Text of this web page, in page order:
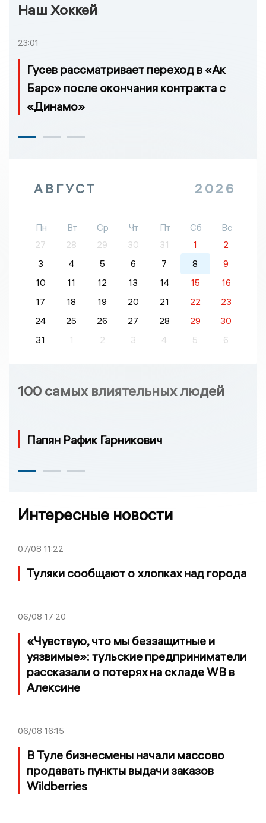
Наш Хоккей
23:01
Гусев рассматривает переход в «Ак
Барс» после окончания контракта с
«Динамо»
АВГУСТ 2026
Пн Вт Ср Чт Пт Сб
Вс
27
28 29 30 31 1
2
3
4 5 6 7 8
9
10
11 12 13 14 15
16
17
18 19 20 21 22
23
24
25 26 27 28 29
30
31
1 2 3 4 5 6
100 самых влиятельных людей
Папян Рафик Гарникович
Интересные новости
07/08 11:22
Туляки сообщают о хлопках над города
06/08 17:20
«Чувствую, что мы беззащитные и
уязвимые»: тульские предприниматели
рассказали о потерях на складе WB в
Алексине
06/08 16:15
В Туле бизнесмены начали массово
продавать пункты выдачи заказов
Wildberries